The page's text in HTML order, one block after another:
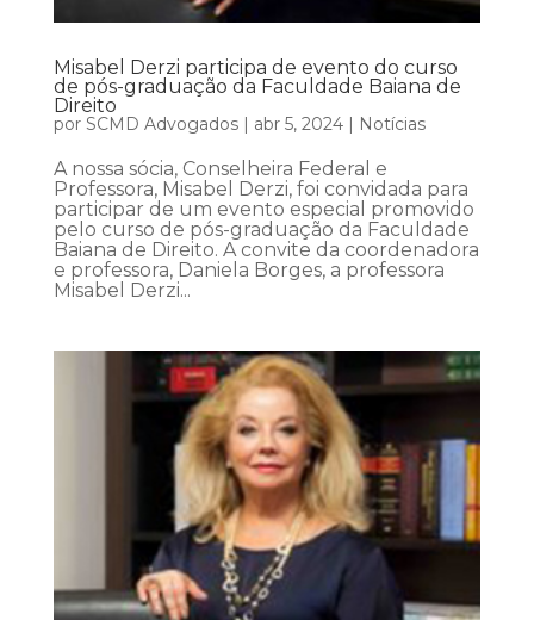
Misabel Derzi participa de evento do curso
de pós-graduação da Faculdade Baiana de
Direito
por SCMD Advogados| abr 5, 2024| Notícias
A nossa sócia, Conselheira Federal e
Professora, Misabel Derzi, foi convidada para
participar de um evento especial promovido
pelo curso de pós-graduação da Faculdade
Baiana de Direito. A convite da coordenadora
e professora, Daniela Borges, a professora
Misabel Derzi...